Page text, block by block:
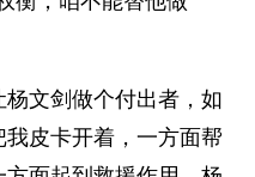
文剑做个付出者，如
皮卡开着，一方面帮